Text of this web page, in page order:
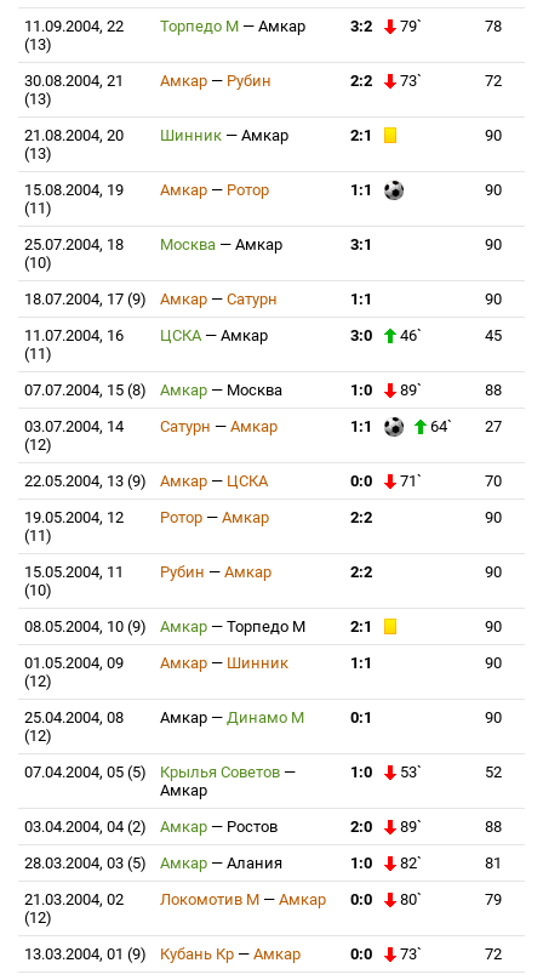
11.09.2004, 22
(13)
Торпедо М — Амкар 3:2 79` 78
30.08.2004, 21
(13)
Амкар — Рубин 2:2 73` 72
21.08.2004, 20
(13)
Шинник — Амкар 2:1 90
15.08.2004, 19
(11)
Амкар — Ротор 1:1 90
25.07.2004, 18
(10)
Москва — Амкар 3:1 90
18.07.2004, 17 (9) Амкар — Сатурн 1:1
90
11.07.2004, 16
(11)
ЦСКА — Амкар 3:0 46` 45
07.07.2004, 15 (8) Амкар — Москва 1:0 89`
88
03.07.2004, 14
(12)
Сатурн — Амкар 1:1 64` 27
22.05.2004, 13 (9) Амкар — ЦСКА 0:0 71`
70
19.05.2004, 12
(11)
Ротор — Амкар 2:2 90
15.05.2004, 11
(10)
Рубин — Амкар 2:2 90
08.05.2004, 10 (9) Амкар — Торпедо М 2:1
90
01.05.2004, 09
(12)
Амкар — Шинник 1:1 90
25.04.2004, 08
(12)
Амкар — Динамо М 0:1 90
07.04.2004, 05 (5) Крылья Советов —
Амкар
1:0 53` 52
03.04.2004, 04 (2) Амкар — Ростов 2:0 89`
88
28.03.2004, 03 (5)
Амкар — Алания 1:0 82`
81
21.03.2004, 02
(12)
Локомотив М — Амкар 0:0 80` 79
13.03.2004, 01 (9) Кубань Кр — Амкар 0:0 73`
72